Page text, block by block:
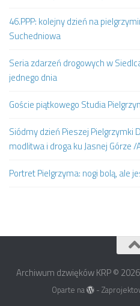
46.PPP: kolejny dzień na
Suchedniowa
Seria zdarzeń drogowych w
jednego dnia
Goście piątkowego Studia
Siódmy dzień Pieszej Pielgrzymki
modlitwa i droga ku Jasnej Górze /
Portret Pielgrzyma: nogi bolą, ale
Archiwum dzwięków KRP ©
Oparte na -